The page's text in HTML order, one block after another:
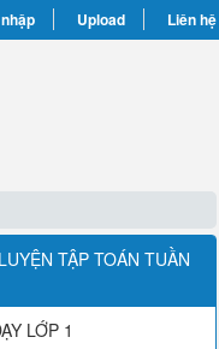
Upload Liên hệ
TẬP TOÁN TUẦN
LỚP 1